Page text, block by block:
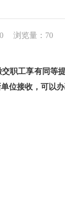
浏览量： 70
职工享有同等
位接收，可以